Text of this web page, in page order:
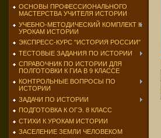
ОСНОВЫ ПРОФЕССИОНАЛЬНОГО
МАСТЕРСТВА УЧИТЕЛЯ ИСТОРИИ
УЧЕБНО-МЕТОДИЧЕСКИЙ КОМПЛЕКТ К
УРОКАМ ИСТОРИИ
ЭКСПРЕСС-КУРС "ИСТОРИЯ РОССИИ"
ТЕСТОВЫЕ ЗАДАНИЯ ПО ИСТОРИИ
СПРАВОЧНИК ПО ИСТОРИИ ДЛЯ
ПОЛГОТОВКИ К ГИА В 9 КЛАССЕ
КОНТРОЛЬНЫЕ ВОПРОСЫ ПО
ИСТОРИИ
ЗАДАЧИ ПО ИСТОРИИ
ПОДГОТОВКА К ОГЭ. 8 КЛАСС
СТИХИ К УРОКАМ ИСТОРИИ
ЗАСЕЛЕНИЕ ЗЕМЛИ ЧЕЛОВЕКОМ